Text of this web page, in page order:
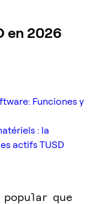
en 2026
Funciones y
: la
actifs TUSD
popular que